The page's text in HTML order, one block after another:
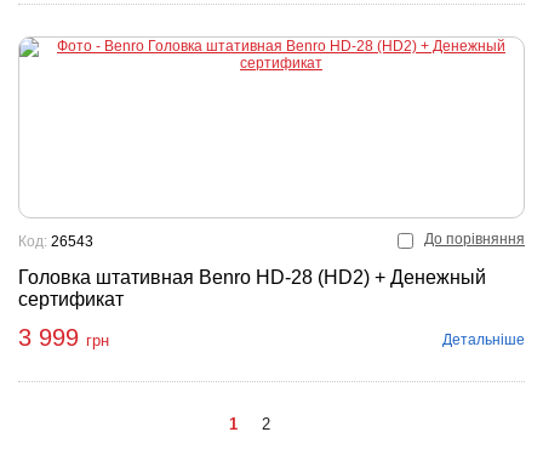
До порівняння
Головка штативная Benro HD-28 (HD2) + Денежный
сертификат
Код: 26543
3 999 грн Детальніше
1 2